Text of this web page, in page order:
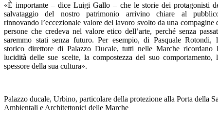
«È importante – dice Luigi Gallo – che le storie dei protagonisti
salvataggio del nostro patrimonio arrivino chiare al
rinnovando l’eccezionale valore del lavoro svolto da una compagine
persone che credeva nel valore etico dell’arte, perché senza
saremmo stati senza futuro. Per esempio, di Pasquale Rotondi,
storico direttore di Palazzo Ducale, tutti nelle Marche ricordano
lucidità delle sue scelte, la compostezza del suo comportamento,
spessore della sua cultura».
Palazzo ducale, Urbino, particolare della protezione alla Porta
Ambientali e Architettonici delle Marche